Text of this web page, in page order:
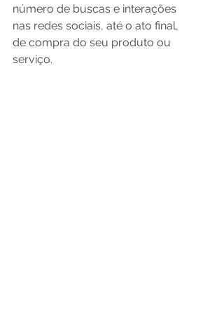
número de buscas e interações
nas redes sociais, até o ato final,
de compra do seu produto ou
serviço.